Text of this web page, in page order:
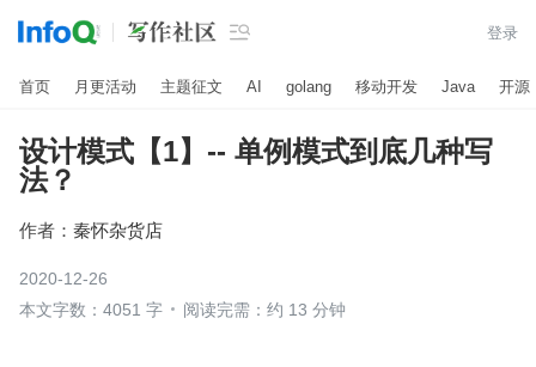
 登录
首页 月更活动 主题征文 AI golang 移动开发 Java 开源
设计模式【1】-- 单例模式到底几种写
法？
作者： 秦怀杂货店
2020-12-26
本文字数：4051 字
阅读完需：约 13 分钟